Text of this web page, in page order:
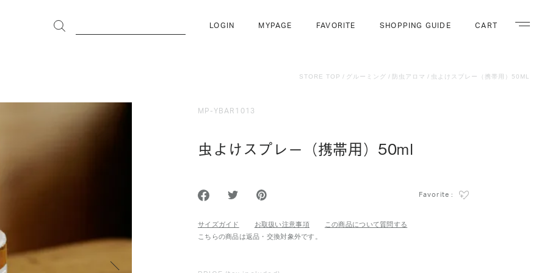
LOGIN MYPAGE FAVORITE SHOPPING GUIDE CART ナビゲ
STORE TOP グルーミング 防虫アロマ 虫よけスプレー（携帯用）50ML
MP-YBAR1013
虫よけスプレー（携帯用）50ml
Favorite :
サイズガイド お取扱い注意事項
この商品について質問する
こちらの商品は返品・交換対象外です。